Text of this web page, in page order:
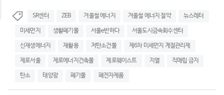
SR센터 ZEB 겨울철 에너지 겨울철 에너지 절약 뉴스레터
미세먼지 생활폐기물 서울e반하다 서울도시금속회수센터
신재생에너지 재활용 저탄소건물 제6차 미세먼지 계절관리제
제로서울 제로에너지건축물 제로웨이스트 지열 직매립 금지
탄소 태양광 폐기물 폐전자제품